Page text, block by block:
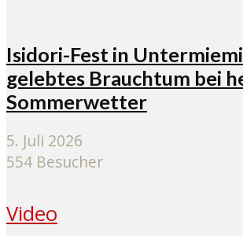
Isidori-Fest in
gelebtes Brauchtum bei
Sommerwetter
5. Juli 2026
554 Besucher
Video